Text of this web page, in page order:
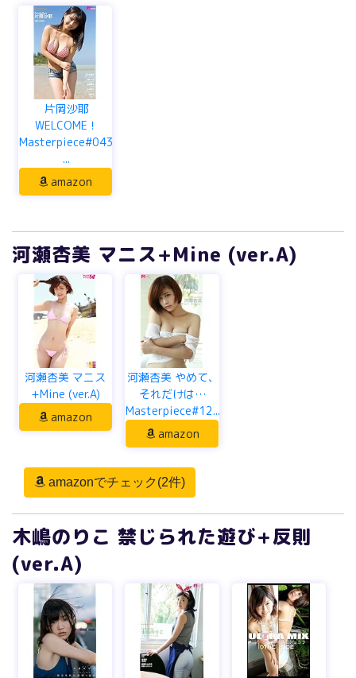
片岡沙耶
WELCOME！
Masterpiece#043
...
amazon
河瀬杏美 マニス+Mine (ver.A)
河瀬杏美 マニス
+Mine (ver.A)
amazon
河瀬杏美 やめて、
それだけは…
Masterpiece#12...
amazon
amazonでチェック(2件)
木嶋のりこ 禁じられた遊び+反則
(ver.A)